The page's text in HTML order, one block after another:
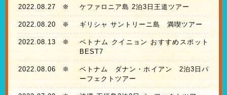
2022.08.27 ❊ ケファロニア島 2泊3日王道ツアー
2022.08.20❊ ギリシャ サントリーニ島 満喫ツアー
2022.08.13 ❊
ベトナム クイニョン おすすめスポット
BEST7
2022.08.06 ❊
ベトナム ダナン・ホイアン 2泊3日パ
ーフェクトツアー